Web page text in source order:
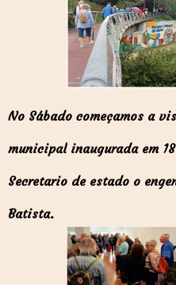
No Sábado começamos a
municipal inaugurada em
Secretario de estado o
Batista.